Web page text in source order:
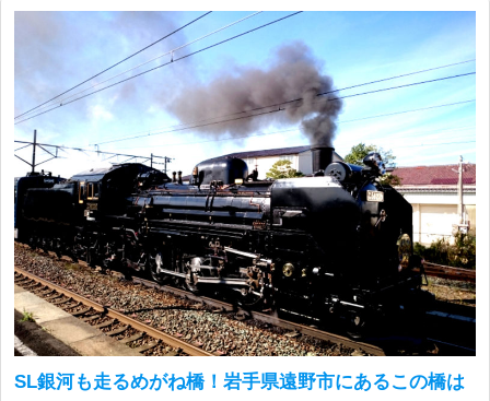
SL銀河も走るめがね橋！岩手県遠野市にあるこの橋は